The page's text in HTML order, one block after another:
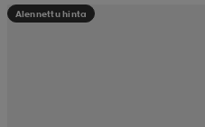
Alennettu hinta